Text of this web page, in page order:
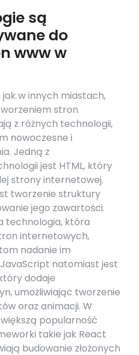
są
do
www w
w innych miastach,
stron
z różnych technologii,
nowoczesne i
Jedną z
jest HTML, który
strony internetowej.
tworzenie struktury
jego zawartości.
technologia, która
internetowych,
nadanie im
natomiast jest
dodaje
umożliwiając tworzenie
oraz animacji. W
popularność
takie jak React
budowanie złożonych